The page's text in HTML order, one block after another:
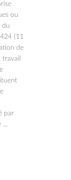
ou
du
(11
de
par